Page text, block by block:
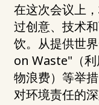
在这次会议上
过创意、技术
饮。从提供世
on Waste"（
物浪费）等举
对环境责任的